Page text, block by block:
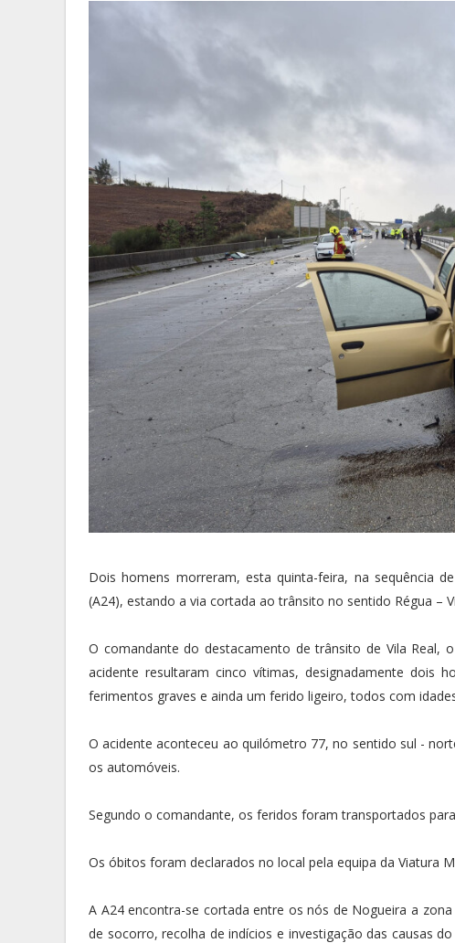
Dois homens morreram, esta quinta-feira, na sequência
(A24), estando a via cortada ao trânsito no sentido Régua –
O comandante do destacamento de trânsito de Vila Real,
acidente resultaram cinco vítimas, designadamente dois
ferimentos graves e ainda um ferido ligeiro, todos com
O acidente aconteceu ao quilómetro 77, no sentido sul -
os automóveis.
Segundo o comandante, os feridos foram transportados
Os óbitos foram declarados no local pela equipa da Viatura
A A24 encontra-se cortada entre os nós de Nogueira a
de socorro, recolha de indícios e investigação das causas